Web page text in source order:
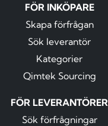
FÖR INKÖPARE
Skapa förfrågan
Sök leverantör
Kategorier
Qimtek Sourcing
FÖR LEVERANTÖRER
Sök förfrågningar